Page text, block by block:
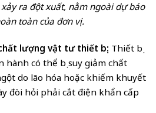
ra đột xuất, nằm ngoài dự báo
toàn của đơn vị.
lượng vật tư thiết bị: Thiết bị
hành có thể bị suy giảm chất
do lão hóa hoặc khiếm khuyết
đòi hỏi phải cắt điện khẩn cấp